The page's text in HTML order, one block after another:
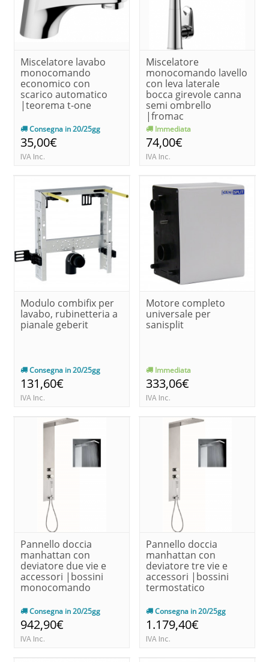
Miscelatore lavabo
monocomando
economico con
scarico automatico
|teorema t-one
Consegna in 20/25gg
35,00€
IVA Inc.
Miscelatore
monocomando lavello
con leva laterale
bocca girevole canna
semi ombrello
|fromac
Immediata
74,00€
IVA Inc.
Modulo combifix per
lavabo, rubinetteria a
pianale geberit
Consegna in 20/25gg
131,60€
IVA Inc.
Motore completo
universale per
sanisplit
Immediata
333,06€
IVA Inc.
Pannello doccia
manhattan con
deviatore due vie e
accessori |bossini
monocomando
Consegna in 20/25gg
942,90€
IVA Inc.
Pannello doccia
manhattan con
deviatore tre vie e
accessori |bossini
termostatico
Consegna in 20/25gg
1.179,40€
IVA Inc.